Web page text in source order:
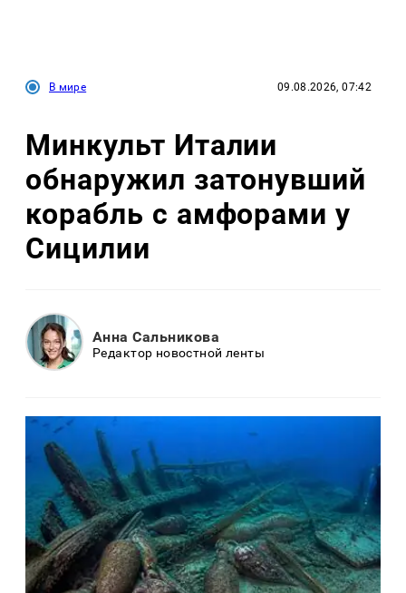
В мире 09.08.2026, 07:42
Минкульт Италии
обнаружил затонувший
корабль с амфорами у
Сицилии
Анна Сальникова
Редактор новостной ленты